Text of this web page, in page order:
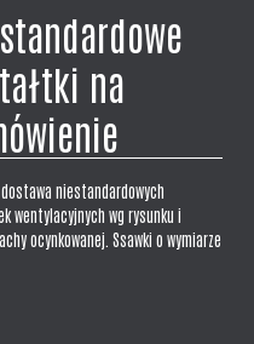
dostawę kompletnego zestawu
klienta. Zestaw na wymiar do
prądotwórczym w budynku
na
niestandardowych
wentylacyjnych wg rysunku i
ocynkowanej. Ssawki o wymiarze